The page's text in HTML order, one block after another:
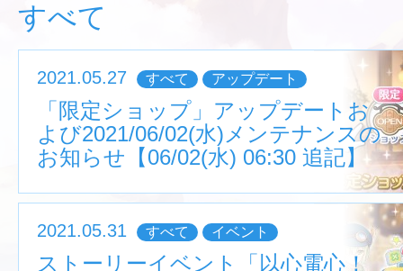
すべて
2021.05.27 すべて アップデート
「限定ショップ」アップデートお
よび2021/06/02(水)メンテナンスの
お知らせ【06/02(水) 06:30 追記】
2021.05.31 すべて イベント
ストーリーイベント「以心電心！